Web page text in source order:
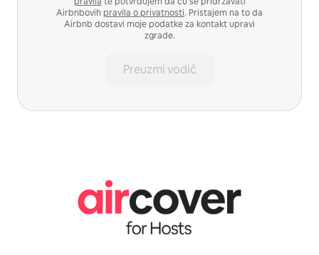
Airbnbovih pravila o privatnosti. Pristajem na to da
Airbnb dostavi moje podatke za kontakt upravi
zgrade.
Preuzmi vodič